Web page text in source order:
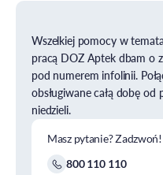
Wszelkiej pomocy w
pracą DOZ Aptek dbam o
pod numerem infolinii.
obsługiwane całą dobę od
niedzieli.
Masz pytanie? Zadzwoń!
800 110 110